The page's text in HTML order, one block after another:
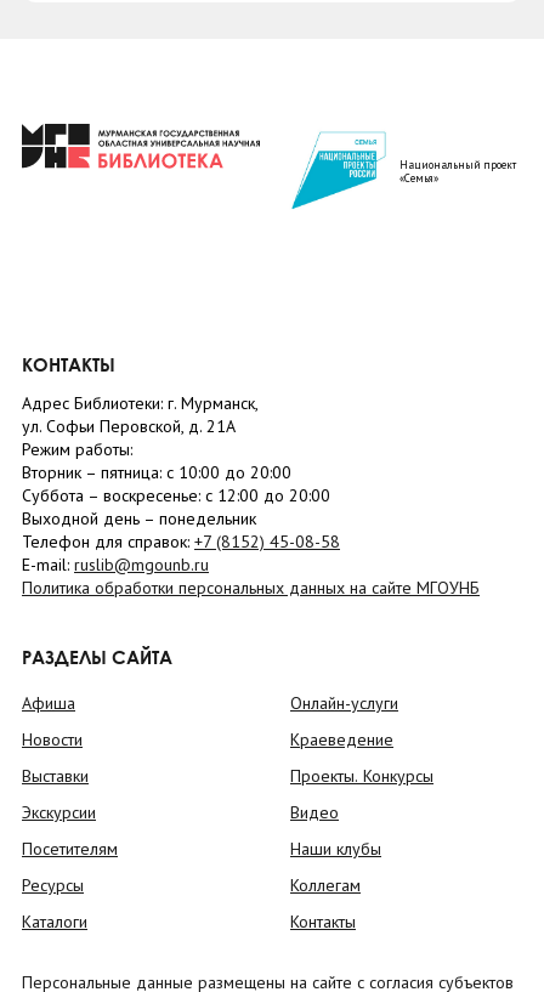
Национальный проект
«Семья»
КОНТАКТЫ
Адрес Библиотеки: г. Мурманск,
ул. Софьи Перовской, д. 21А
Режим работы:
Вторник – пятница: с 10:00 до 20:00
Суббота – воскресенье: c 12:00 до 20:00
Выходной день – понедельник
Телефон для справок: +7 (8152) 45-08-58
E-mail: ruslib@mgounb.ru
Политика обработки персональных данных на сайте МГОУНБ
РАЗДЕЛЫ САЙТА
Афиша
Новости
Выставки
Экскурсии
Посетителям
Ресурсы
Каталоги
Онлайн-услуги
Краеведение
Проекты. Конкурсы
Видео
Наши клубы
Коллегам
Контакты
Персональные данные размещены на сайте с согласия субъектов